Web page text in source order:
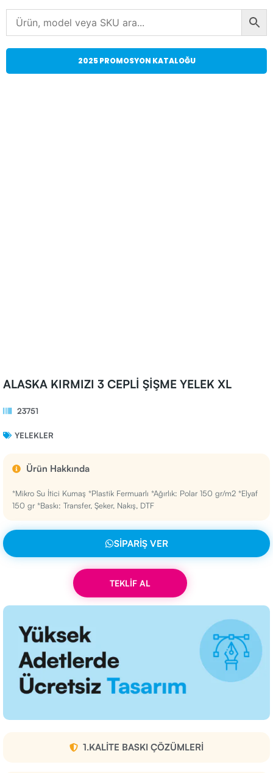
2025 PROMOSYON KATALOĞU
ALASKA KIRMIZI 3 CEPLİ ŞİŞME YELEK XL
23751
YELEKLER
Ürün Hakkında
*Mikro Su İtici Kumaş *Plastik Fermuarlı *Ağırlık: Polar 150 gr/m2 *Elyaf
150 gr *Baskı: Transfer, Şeker, Nakış, DTF
SIPARIŞ VER
TEKLİF AL
1.KALITE BASKI ÇÖZÜMLERI